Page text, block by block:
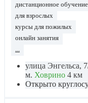
дистанционное обучение
для взрослых
курсы для пожилых
онлайн занятия
...
улица Энгельса,
м. Ховрино 4 км
Открыто